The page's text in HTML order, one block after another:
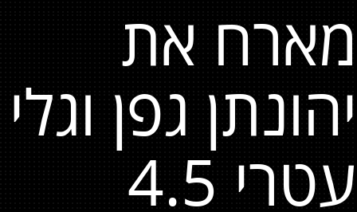
מארח את
יהונתן גפן וגלי
עטרי 4.5